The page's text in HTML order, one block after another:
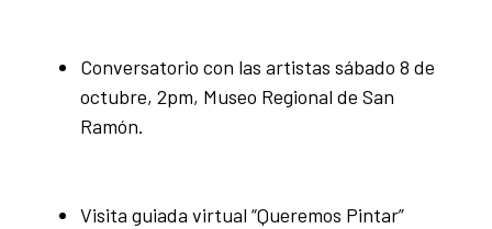
Conversatorio con las artistas sábado 8 de
octubre, 2pm, Museo Regional de San
Ramón.
Visita guiada virtual “Queremos Pintar”